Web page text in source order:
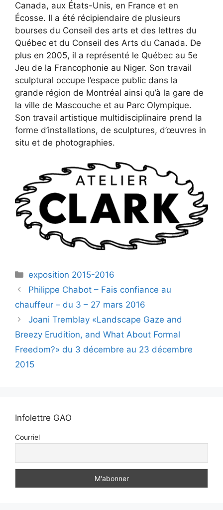
Canada, aux États-Unis, en France et en
Écosse. Il a été récipiendaire de plusieurs
bourses du Conseil des arts et des lettres du
Québec et du Conseil des Arts du Canada. De
plus en 2005, il a représenté le Québec au 5e
Jeu de la Francophonie au Niger. Son travail
sculptural occupe l’espace public dans la
grande région de Montréal ainsi qu’à la gare de
la ville de Mascouche et au Parc Olympique.
Son travail artistique multidisciplinaire prend la
forme d’installations, de sculptures, d’œuvres in
situ et de photographies.
exposition 2015-2016
Philippe Chabot – Fais confiance au
chauffeur – du 3 – 27 mars 2016
Joani Tremblay «Landscape Gaze and
Breezy Erudition, and What About Formal
Freedom?» du 3 décembre au 23 décembre
2015
Infolettre GAO
Courriel